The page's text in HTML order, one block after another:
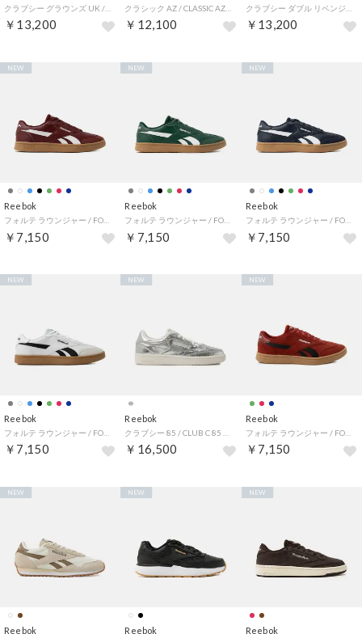
￥13,200 ￥12,100 ￥13,200
Reebok
￥7,150
NEW
Reebok
￥7,150
NEW
Reebok
フォルテ ラウンジャー / FORTE LOUNGER （ネイビー）
￥7,150
NEW
Reebok
￥7,150
NEW
Reebok
￥16,500
NEW
Reebok
フォルテ ラウンジャー / FORTE LOUNGER （レッド）
￥7,150
NEW
Reebok
NEW
Reebok
NEW
Reebok
NEW